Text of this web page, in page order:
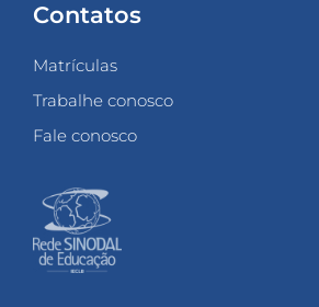
Contatos
Matrículas
Trabalhe conosco
Fale conosco